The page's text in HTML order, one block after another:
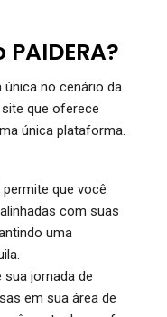
única no cenário da
que oferece
única plataforma.
permite que você
com suas
uma
sua jornada de
em sua área de